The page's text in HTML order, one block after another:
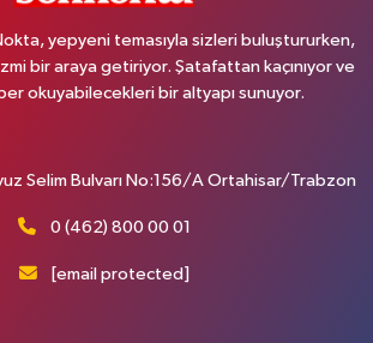
yepyeni temasıyla sizleri buluştururken,
bir araya getiriyor. Şatafattan kaçınıyor ve
okuyabilecekleri bir altyapı sunuyor.
Selim Bulvarı No:156/A Ortahisar/Trabzon
0 (462) 800 00 01
[email protected]